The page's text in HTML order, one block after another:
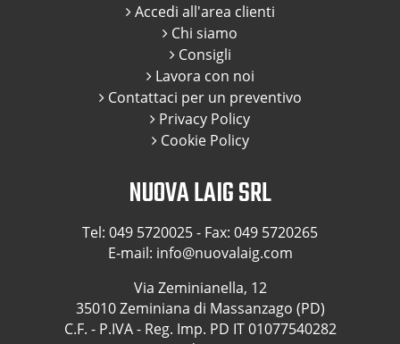
NUOVA LAIG SRL
Tel: 049 5720025- Fax: 049 5720265
E-mail: info@nuovalaig.com
Via Zeminianella, 12
35010 Zeminiana di Massanzago (PD)
C.F. - P.IVA - Reg. Imp. PD IT 01077540282
Accedi all'area clienti
Chi siamo
Consigli
Lavora con noi
Contattaci per un preventivo
Privacy Policy
Cookie Policy